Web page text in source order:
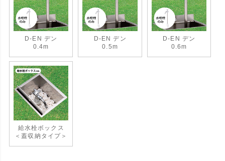
D-EN デン
0.4m
D-EN デン
0.5m
D-EN デン
0.6m
給水栓ボックス
＜蓋収納タイプ＞